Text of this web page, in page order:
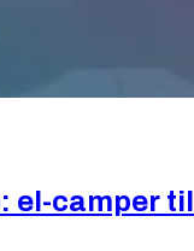
el-camper